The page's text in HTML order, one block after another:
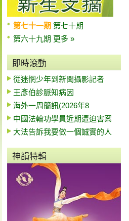
第七十一期 第七十期
第六十九期 更多 »
即時滾動
從迷惘少年到新聞攝影記者
王彥伯診脈知病因
海外一周簡訊(2026年8
中國法輪功學員近期遭迫害案
大法告訴我要做一個誠實的人
神韻特輯